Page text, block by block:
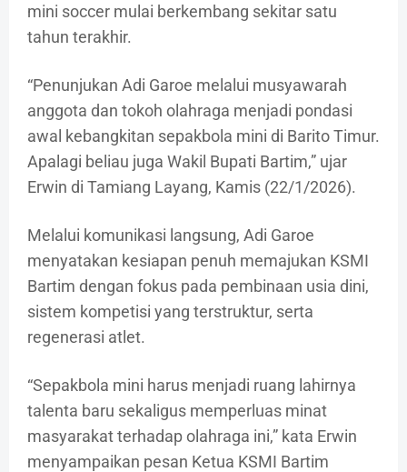
mini soccer mulai berkembang sekitar satu
tahun terakhir.
“Penunjukan Adi Garoe melalui musyawarah
anggota dan tokoh olahraga menjadi pondasi
awal kebangkitan sepakbola mini di Barito Timur.
Apalagi beliau juga Wakil Bupati Bartim,” ujar
Erwin di Tamiang Layang, Kamis (22/1/2026).
Melalui komunikasi langsung, Adi Garoe
menyatakan kesiapan penuh memajukan KSMI
Bartim dengan fokus pada pembinaan usia dini,
sistem kompetisi yang terstruktur, serta
regenerasi atlet.
“Sepakbola mini harus menjadi ruang lahirnya
talenta baru sekaligus memperluas minat
masyarakat terhadap olahraga ini,” kata Erwin
menyampaikan pesan Ketua KSMI Bartim